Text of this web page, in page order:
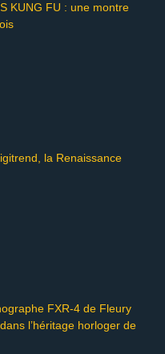
KUNG FU : une montre
la Renaissance
FXR-4 de Fleury
l’héritage horloger de